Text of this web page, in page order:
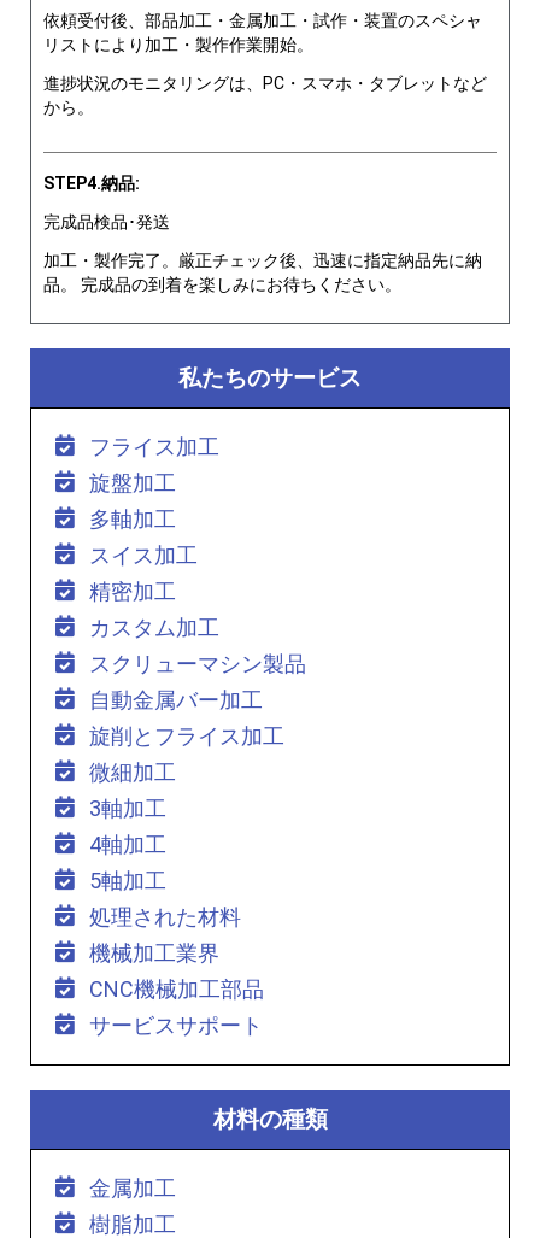
依頼受付後、部品加工・金属加工・試作・装置のスペシャ
リストにより加工・製作作業開始。
進捗状況のモニタリングは、PC・スマホ・タブレットなど
から。
STEP4.納品:
完成品検品･発送
加工・製作完了。厳正チェック後、迅速に指定納品先に納
品。 完成品の到着を楽しみにお待ちください。
私たちのサービス
フライス加工
旋盤加工
多軸加工
スイス加工
精密加工
カスタム加工
スクリューマシン製品
自動金属バー加工
旋削とフライス加工
微細加工
3軸加工
4軸加工
5軸加工
処理された材料
機械加工業界
CNC機械加工部品
サービスサポート
材料の種類
金属加工
樹脂加工